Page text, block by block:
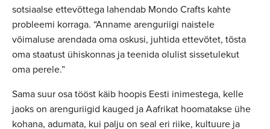
sotsiaalse ettevõttega lahendab Mondo Crafts kahte
probleemi korraga. “Anname arenguriigi naistele
võimaluse arendada oma oskusi, juhtida ettevõtet, tõsta
oma staatust ühiskonnas ja teenida olulist sissetulekut
oma perele.”
Sama suur osa tööst käib hoopis Eesti inimestega, kelle
jaoks on arenguriigid kauged ja Aafrikat hoomatakse ühe
kohana, adumata, kui palju on seal eri riike, kultuure ja